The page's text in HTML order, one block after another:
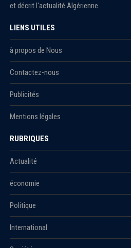
et décrit l'actualité Algérienne.
LIENS UTILES
à propos de Nous
Contactez-nous
Publicités
Mentions légales
RUBRIQUES
Actualité
économie
Politique
International